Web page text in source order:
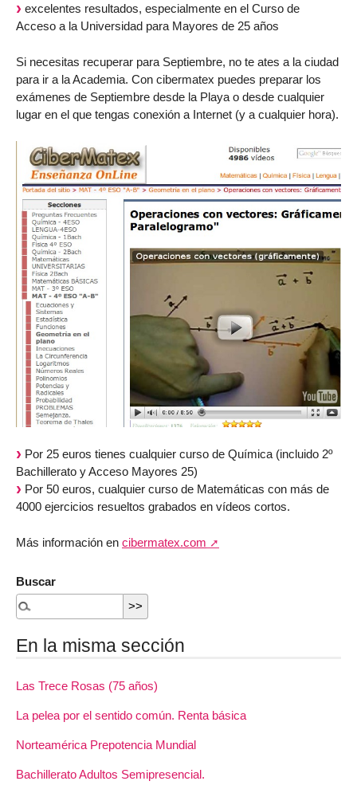
excelentes resultados, especialmente en el Curso de
Acceso a la Universidad para Mayores de 25 años
Si necesitas recuperar para Septiembre, no te ates a la ciudad
para ir a la Academia. Con cibermatex puedes preparar los
exámenes de Septiembre desde la Playa o desde cualquier
lugar en el que tengas conexión a Internet (y a cualquier hora).
Por 25 euros tienes cualquier curso de Química (incluido 2º
Bachillerato y Acceso Mayores 25)
Por 50 euros, cualquier curso de Matemáticas con más de
4000 ejercicios resueltos grabados en vídeos cortos.
Más información en cibermatex.com
Buscar
En la misma sección
Las Trece Rosas (75 años)
La pelea por el sentido común. Renta básica
Norteamérica Prepotencia Mundial
Bachillerato Adultos Semipresencial.